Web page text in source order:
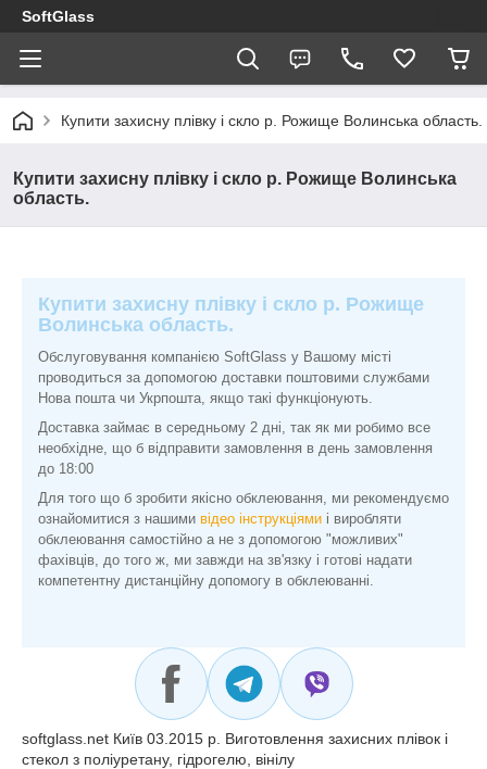
SoftGlass
Купити захисну плівку і скло р. Рожище Волинська область.
Купити захисну плівку і скло р. Рожище Волинська
область.
Купити захисну плівку і скло р. Рожище
Волинська область.
Обслуговування компанією SoftGlass у Вашому місті
проводиться за допомогою доставки поштовими службами
Нова пошта чи Укрпошта, якщо такі функціонують.
Доставка займає в середньому 2 дні, так як ми робимо все
необхідне, що б відправити замовлення в день замовлення
до 18:00
Для того що б зробити якісно обклеювання, ми рекомендуємо
ознайомитися з нашими відео інструкціями і виробляти
обклеювання самостійно а не з допомогою "можливих"
фахівців, до того ж, ми завжди на зв'язку і готові надати
компетентну дистанційну допомогу в обклеюванні.
softglass.net Київ 03.2015 р. Виготовлення захисних плівок і
стекол з поліуретану, гідрогелю, вінілу